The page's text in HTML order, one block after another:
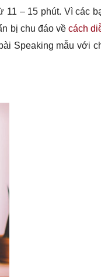
11 – 15 phút. Vì các
bị chu đáo về cách
Speaking mẫu với